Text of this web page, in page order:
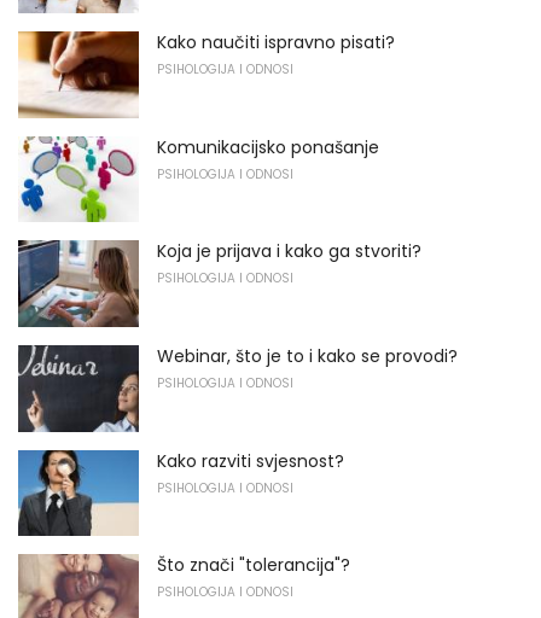
Kako naučiti ispravno pisati?
PSIHOLOGIJA I ODNOSI
Komunikacijsko ponašanje
PSIHOLOGIJA I ODNOSI
Koja je prijava i kako ga stvoriti?
PSIHOLOGIJA I ODNOSI
Webinar, što je to i kako se provodi?
PSIHOLOGIJA I ODNOSI
Kako razviti svjesnost?
PSIHOLOGIJA I ODNOSI
Što znači "tolerancija"?
PSIHOLOGIJA I ODNOSI